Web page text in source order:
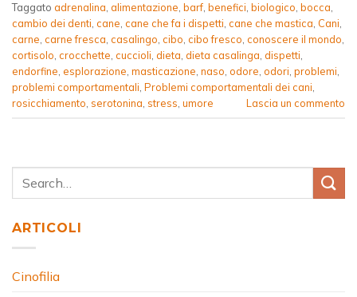
Taggato adrenalina, alimentazione, barf, benefici, biologico, bocca,
cambio dei denti, cane, cane che fa i dispetti, cane che mastica, Cani,
carne, carne fresca, casalingo, cibo, cibo fresco, conoscere il mondo,
cortisolo, crocchette, cuccioli, dieta, dieta casalinga, dispetti,
endorfine, esplorazione, masticazione, naso, odore, odori, problemi,
problemi comportamentali, Problemi comportamentali dei cani,
rosicchiamento, serotonina, stress, umore Lascia un commento
ARTICOLI
Cinofilia